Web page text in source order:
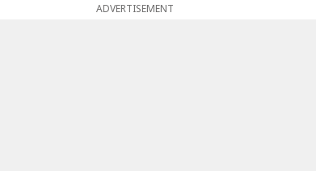
ADVERTISEMENT